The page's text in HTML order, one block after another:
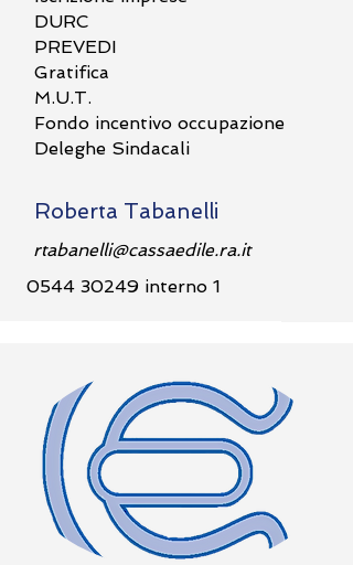
DURC
PREVEDI
Gratifica
M.U.T.
Fondo incentivo occupazione
Deleghe Sindacali
Roberta Tabanelli
rtabanelli@cassaedile.ra.it
0544 30249 interno 1